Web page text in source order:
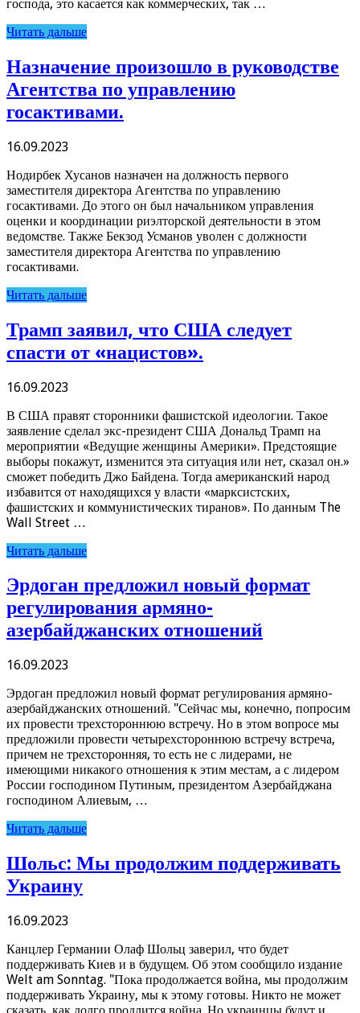
господа, это касается как коммерческих, так …
Читать дальше
Назначение произошло в руководстве
Агентства по управлению
госактивами.
16.09.2023
Нодирбек Хусанов назначен на должность первого
заместителя директора Агентства по управлению
госактивами. До этого он был начальником управления
оценки и координации риэлторской деятельности в этом
ведомстве. Также Бекзод Усманов уволен с должности
заместителя директора Агентства по управлению
госактивами.
Читать дальше
Трамп заявил, что США следует
спасти от «нацистов».
16.09.2023
В США правят сторонники фашистской идеологии. Такое
заявление сделал экс-президент США Дональд Трамп на
мероприятии «Ведущие женщины Америки». Предстоящие
выборы покажут, изменится эта ситуация или нет, сказал он.»
сможет победить Джо Байдена. Тогда американский народ
избавится от находящихся у власти «марксистских,
фашистских и коммунистических тиранов». По данным The
Wall Street …
Читать дальше
Эрдоган предложил новый формат
регулирования армяно-
азербайджанских отношений
16.09.2023
Эрдоган предложил новый формат регулирования армяно-
азербайджанских отношений. "Сейчас мы, конечно, попросим
их провести трехстороннюю встречу. Но в этом вопросе мы
предложили провести четырехстороннюю встречу встреча,
причем не трехсторонняя, то есть не с лидерами, не
имеющими никакого отношения к этим местам, а с лидером
России господином Путиным, президентом Азербайджана
господином Алиевым, …
Читать дальше
Шольс: Мы продолжим поддерживать
Украину
16.09.2023
Канцлер Германии Олаф Шольц заверил, что будет
поддерживать Киев и в будущем. Об этом сообщило издание
Welt am Sonntag. "Пока продолжается война, мы продолжим
поддерживать Украину, мы к этому готовы. Никто не может